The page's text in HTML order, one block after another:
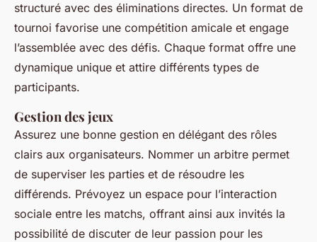
structuré avec des éliminations directes. Un format de
tournoi favorise une compétition amicale et engage
l’assemblée avec des défis. Chaque format offre une
dynamique unique et attire différents types de
participants.
Gestion des jeux
Assurez une bonne gestion en délégant des rôles
clairs aux organisateurs. Nommer un arbitre permet
de superviser les parties et de résoudre les
différends. Prévoyez un espace pour l’interaction
sociale entre les matchs, offrant ainsi aux invités la
possibilité de discuter de leur passion pour les